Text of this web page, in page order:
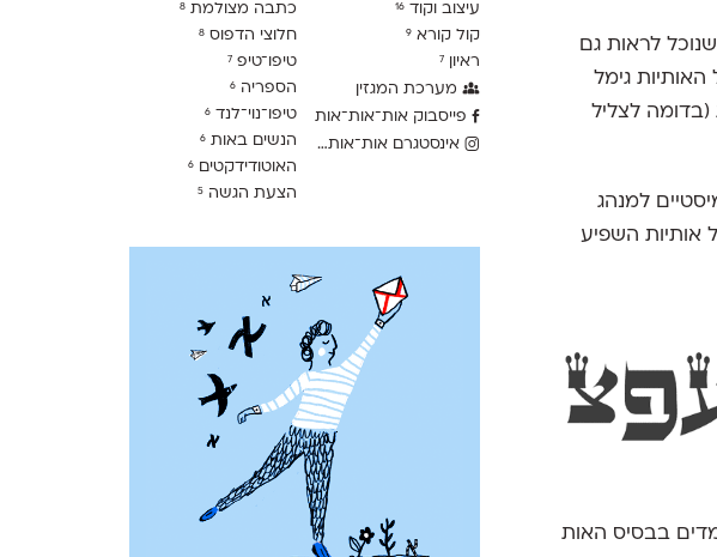
לראות גם
גימל
לצליל
למנהג
אותיות השפיע
בבסיס האות
עיצוב וקוד 16
קול קורא 9
ראיון 7
מערכת המגזין
פייסבוק אות־אות־אות
אינסטגרם אות־אות־אות
כתבה מצולמת 8
חלוצי הדפוס 8
טיפו־טיפ 7
הספריה 6
טיפו־נוי־לנד 6
הנשים באות 6
האוטודידקטים 6
הצעת הגשה 5